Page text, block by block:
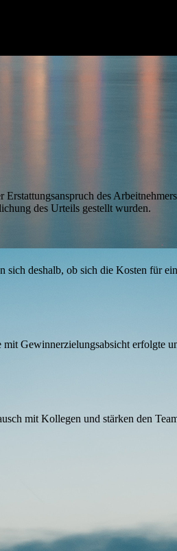
des
des Urteils gestellt wurden.
deshalb, ob sich die Kosten für
Gewinnerzielungsabsicht erfolgte
mit Kollegen und stärken den